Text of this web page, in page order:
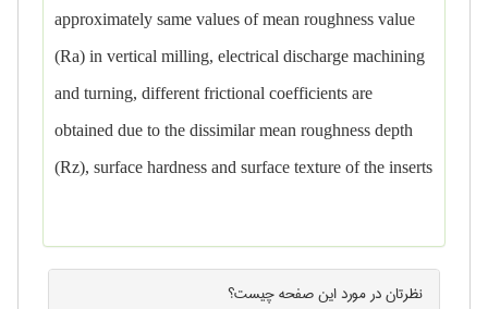
approximately same values of mean roughness value
(Ra) in vertical milling, electrical discharge machining
and turning, different frictional coefficients are
obtained due to the dissimilar mean roughness depth
(Rz), surface hardness and surface texture of the inserts
نظرتان در مورد اینصفحهچیست؟